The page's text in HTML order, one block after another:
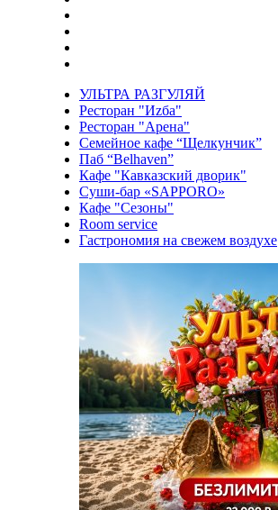
УЛЬТРА РАЗГУЛЯЙ
Ресторан "Иzба"
Ресторан "Арена"
Семейное кафе “Щелкунчик”
Паб “Belhaven”
Кафе "Кавказский дворик"
Суши-бар «SAPPORO»
Кафе "Сезоны"
Room service
Гастрономия на свежем воздухе